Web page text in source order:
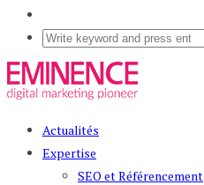
Actualités
Expertise
SEO et Référencement